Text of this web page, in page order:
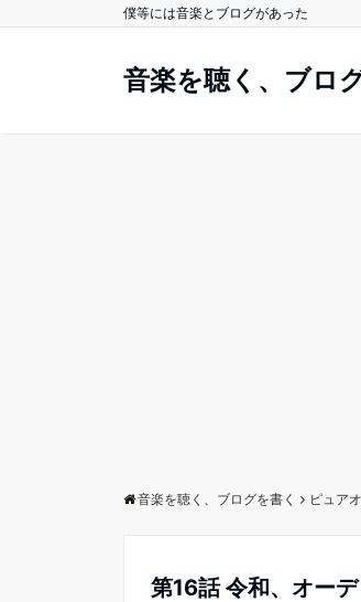
僕等には音楽とブログがあった
音楽を聴く、ブロ
音楽を聴く、ブログを書く ピュア
第16話 令和、オー